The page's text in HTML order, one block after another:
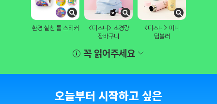
환경 실천 롤 스티커
<디즈니> 초경량
장바구니
<디즈니> 미니
텀블러
꼭 읽어주세요
오늘부터 시작하고 싶은